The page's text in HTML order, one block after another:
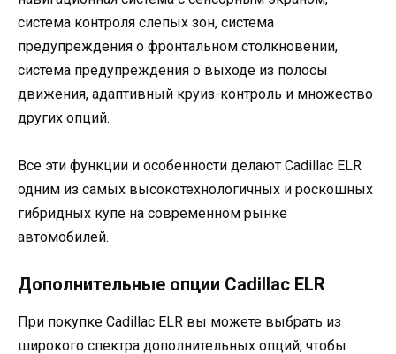
система контроля слепых зон, система
предупреждения о фронтальном столкновении,
система предупреждения о выходе из полосы
движения, адаптивный круиз-контроль и множество
других опций.
Все эти функции и особенности делают Cadillac ELR
одним из самых высокотехнологичных и роскошных
гибридных купе на современном рынке
автомобилей.
Дополнительные опции Cadillac ELR
При покупке Cadillac ELR вы можете выбрать из
широкого спектра дополнительных опций, чтобы